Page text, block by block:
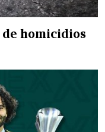
de homicidios